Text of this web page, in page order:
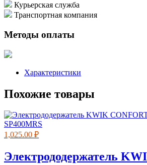
Курьерская служба
Транспортная компания
Методы оплаты
Характеристики
Похожие товары
1,025.00 ₽
Электрододержатель